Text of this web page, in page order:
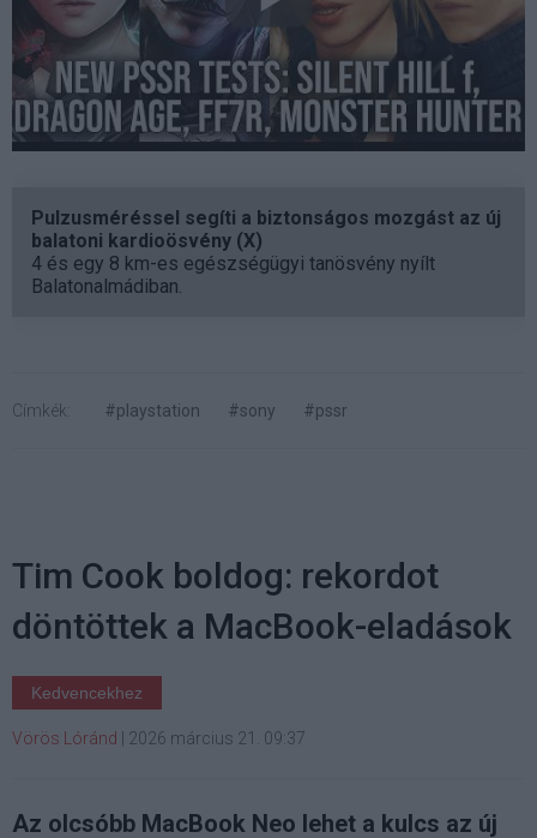
Pulzusméréssel segíti a biztonságos mozgást az új
balatoni kardioösvény (X)
4 és egy 8 km-es egészségügyi tanösvény nyílt
Balatonalmádiban.
Címkék: #playstation #sony #pssr
Tim Cook boldog: rekordot
döntöttek a MacBook-eladások
Kedvencekhez
Vörös Lóránd 2026 március 21. 09:37
Az olcsóbb MacBook Neo lehet a kulcs az új